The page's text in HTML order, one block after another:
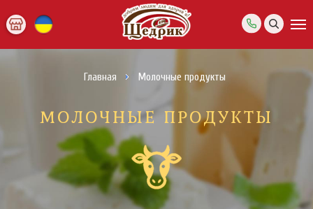
Главная Mолочные продукты
MОЛОЧНЫЕ ПРОДУКТЫ